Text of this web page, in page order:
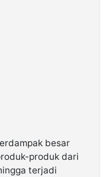
besar
produk dari
terjadi